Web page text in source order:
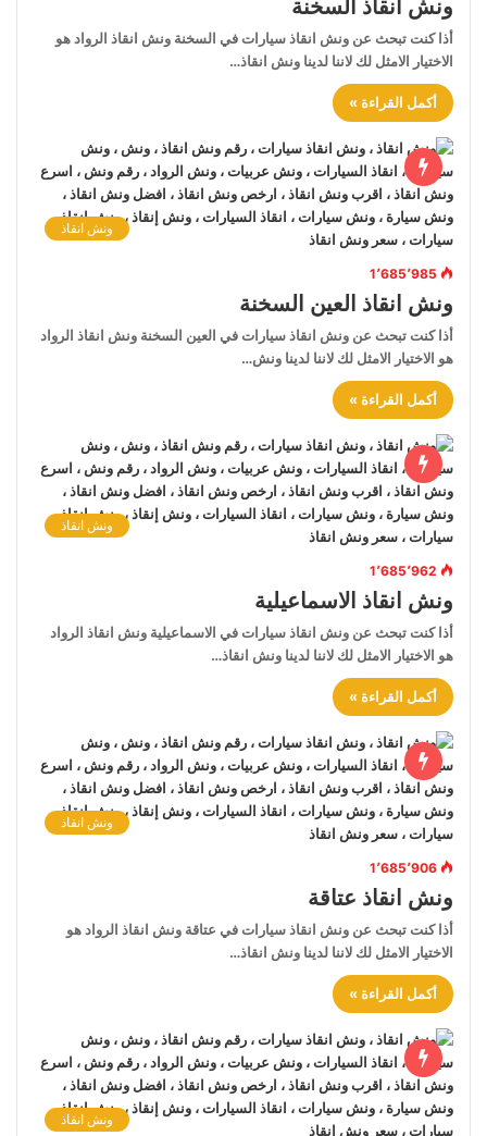
ونش انقاذ السخنة
أذا كنت تبحث عن ونش انقاذ سيارات في السخنة ونش انقاذ الرواد هو
الاختيار الامثل لك لاننا لدينا ونش انقاذ…
أكمل القراءة »
ونش انقاذ
1٬685٬985
ونش انقاذ العين السخنة
أذا كنت تبحث عن ونش انقاذ سيارات في العين السخنة ونش انقاذ الرواد
هو الاختيار الامثل لك لاننا لدينا ونش…
أكمل القراءة »
ونش انقاذ
1٬685٬962
ونش انقاذ الاسماعيلية
أذا كنت تبحث عن ونش انقاذ سيارات في الاسماعيلية ونش انقاذ الرواد
هو الاختيار الامثل لك لاننا لدينا ونش انقاذ…
أكمل القراءة »
ونش انقاذ
1٬685٬906
ونش انقاذ عتاقة
أذا كنت تبحث عن ونش انقاذ سيارات في عتاقة ونش انقاذ الرواد هو
الاختيار الامثل لك لاننا لدينا ونش انقاذ…
أكمل القراءة »
ونش انقاذ